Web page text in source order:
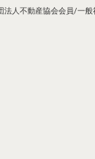
人不動産協会会員/一